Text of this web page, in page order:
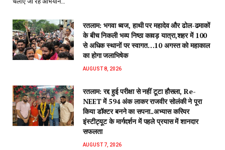
रतलाम: भगवा ध्वज, हाथी पर महादेव और ढोल-ढमाकों
के बीच निकली भव्य निष्ठा कावड़ यात्रा,शहर में 100
से अधिक स्थानों पर स्वागत…10 अगस्त को महाकाल
का होगा जलाभिषेक
AUGUST 8, 2026
रतलाम: रद्द हुई परीक्षा से नहीं टूटा हौसला, Re-
NEET में 594 अंक लाकर राजवीर सोलंकी ने पूरा
किया डॉक्टर बनने का सपना..अभ्यास करियर
इंस्टीट्यूट के मार्गदर्शन में पहले प्रयास में शानदार
सफलता
AUGUST 7, 2026